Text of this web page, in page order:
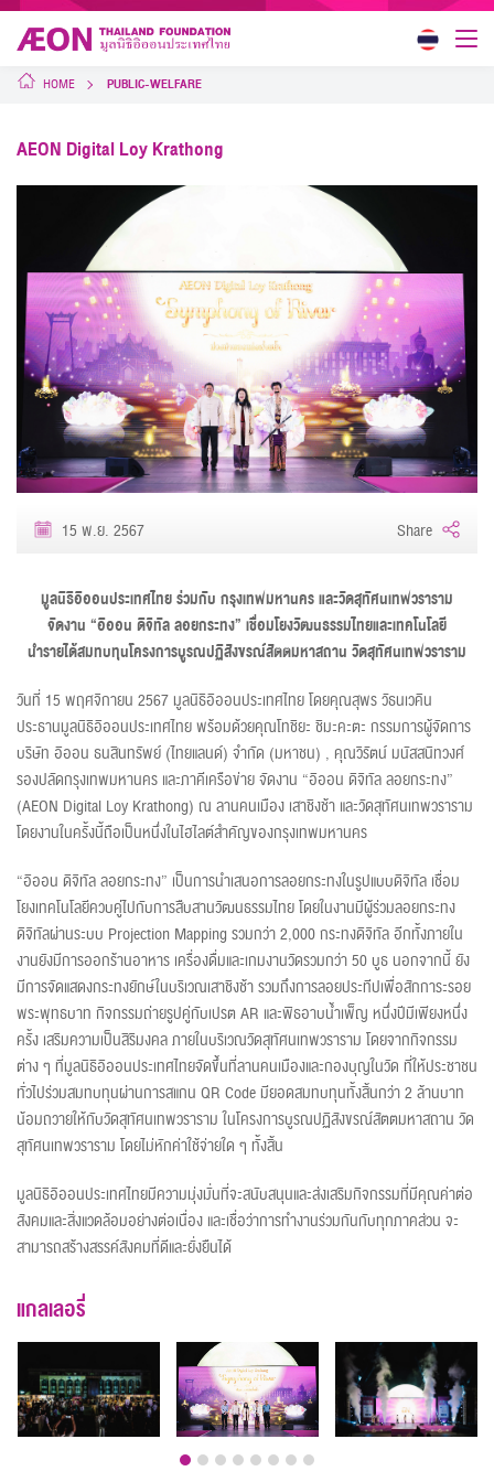
HOME PUBLIC-WELFARE
AEON Digital Loy Krathong
15 พ.ย. 2567 Share
มูลนิธิอิออนประเทศไทย ร่วมกับ กรุงเทพมหานครและวัดสุทัศนเทพวราราม
จัดงาน “อิออน ดิจิทัล ลอยกระทง” เชื่อมโยงวัฒนธรรมไทยและเทคโนโลยี
นำรายได้สมทบทุนโครงการบูรณปฏิสังขรณ์สัตตมหาสถาน วัดสุทัศนเทพวราราม
วันที่ 15 พฤศจิกายน 2567 มูลนิธิอิออนประเทศไทย โดยคุณสุพร วัธนเวคิน
ประธานมูลนิธิอิออนประเทศไทย พร้อมด้วยคุณโทชิยะ ชิมะคะตะ กรรมการผู้จัดการ
บริษัท อิออน ธนสินทรัพย์ (ไทยแลนด์) จำกัด (มหาชน) , คุณวิรัตน์ มนัสสนิทวงศ์
รองปลัดกรุงเทพมหานคร และภาคีเครือข่าย จัดงาน “อิออน ดิจิทัล ลอยกระทง”
(AEON Digital Loy Krathong) ณ ลานคนเมือง เสาชิงช้า และวัดสุทัศนเทพวราราม
โดยงานในครั้งนี้ถือเป็นหนึ่งในไฮไลต์สำคัญของกรุงเทพมหานคร
“อิออน ดิจิทัล ลอยกระทง” เป็นการนำเสนอการลอยกระทงในรูปแบบดิจิทัล เชื่อม
โยงเทคโนโลยีควบคู่ไปกับการสืบสานวัฒนธรรมไทย โดยในงานมีผู้ร่วมลอยกระทง
ดิจิทัลผ่านระบบ Projection Mapping รวมกว่า 2,000 กระทงดิจิทัล อีกทั้งภายใน
งานยังมีการออกร้านอาหาร เครื่องดื่มและเกมงานวัดรวมกว่า 50 บูธ นอกจากนี้ ยัง
มีการจัดแสดงกระทงยักษ์ในบริเวณเสาชิงช้า รวมถึงการลอยประทีปเพื่อสักการะรอย
พระพุทธบาท กิจกรรมถ่ายรูปคู่กับเปรต AR และพิธอาบน้ำเพ็ญ หนึ่งปีมีเพียงหนึ่ง
ครั้ง เสริมความเป็นสิริมงคล ภายในบริเวณวัดสุทัศนเทพวราราม โดยจากกิจกรรม
ต่าง ๆ ที่มูลนิธิอิออนประเทศไทยจัดขึ้นที่ลานคนเมืองและกองบุญในวัด ที่ให้ประชาชน
ทั่วไปร่วมสมทบทุนผ่านการสแกน QR Code มียอดสมทบทุนทั้งสิ้นกว่า 2 ล้านบาท
น้อมถวายให้กับวัดสุทัศนเทพวราราม ในโครงการบูรณปฏิสังขรณ์สัตตมหาสถาน วัด
สุทัศนเทพวราราม โดยไม่หักค่าใช้จ่ายใด ๆ ทั้งสิ้น
มูลนิธิอิออนประเทศไทยมีความมุ่งมั่นที่จะสนับสนุนและส่งเสริมกิจกรรมที่มีคุณค่าต่อ
สังคมและสิ่งแวดล้อมอย่างต่อเนื่อง และเชื่อว่าการทำงานร่วมกันกับทุกภาคส่วน จะ
สามารถสร้างสรรค์สังคมที่ดีและยั่งยืนได้
แกลเลอรี่